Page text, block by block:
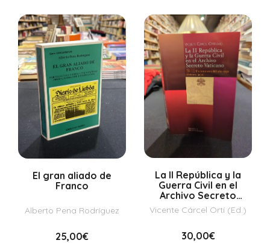
El gran aliado de
Franco
Alberto Pena Rodríguez
25,00€
La II República y la
Guerra Civil en el
Archivo Secreto
Vaticano I-1
Vicente Cárcel Ortí (Ed.)
30,00€